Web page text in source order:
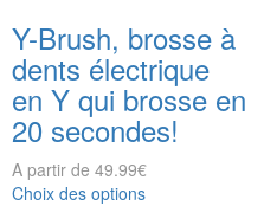
Y-Brush, brosse à
dents électrique
en Y qui brosse en
20 secondes!
A partir de 49.99€
Choix des options